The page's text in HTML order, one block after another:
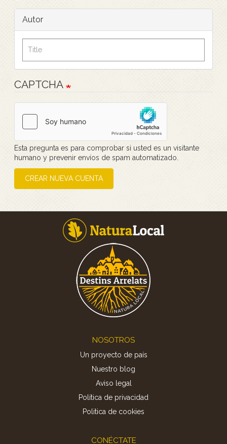
Autor
CAPTCHA
Esta pregunta es para comprobar si usted es un visitante
humano y prevenir envíos de spam automatizado.
CREAR NUEVA CUENTA
NOSOTROS
Un proyecto de país
Nuestro blog
Aviso legal
Política de privacidad
Politica de cookies
CONÉCTATE